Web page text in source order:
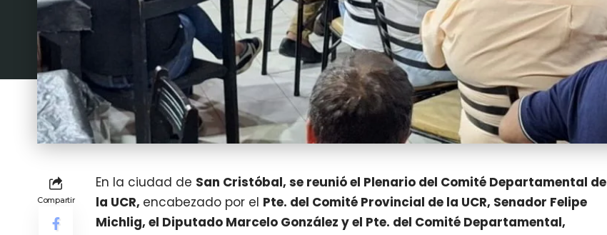
Compartir
En la ciudad de San Cristóbal, se reunió el Plenario del Comité Departamental de
la UCR, encabezado por el Pte. del Comité Provincial de la UCR, Senador Felipe
Michlig, el Diputado Marcelo González y el Pte. del Comité Departamental,